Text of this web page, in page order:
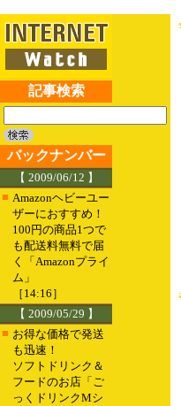
記事検索
バックナンバー
【 2009/06/12 】
■ Amazonヘビーユー
ザーにおすすめ！
100円の商品1つで
も配送料無料で届
く「Amazonプライ
ム」
［14:16］
【 2009/05/29 】
■ お得な価格で発送
も迅速！
ソフトドリンク＆
フードのお店「ご
っくドリンクMシ